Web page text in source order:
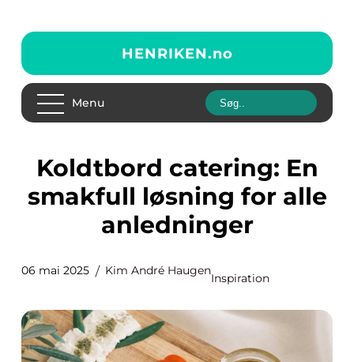
HENRIKEN.no
Menu
Koldtbord catering: En
smakfull løsning for alle
anledninger
06 mai 2025 Kim André Haugen
Inspiration